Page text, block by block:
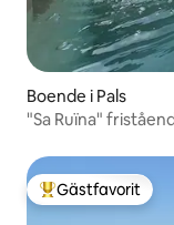
Boende i Pals
"Sa Ruïna"
Populär gästfavorit
Gästfavorit